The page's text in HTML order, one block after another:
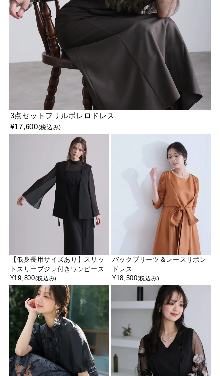
3点セットフリルボレロドレス
¥17,600(税込み)
【低身長用サイズあり】スリッ
トスリーブジレ付きワンピース
¥19,800(税込み)
バックプリーツ＆レースリボン
ドレス
¥18,500(税込み)